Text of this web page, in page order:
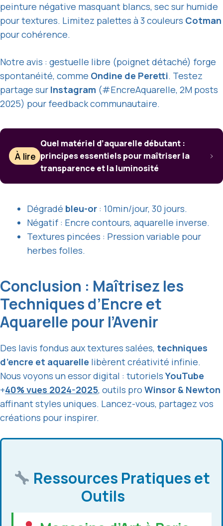
peinture négative masquant blancs, sec sur humide
pour textures. Limitez palettes à 3 couleurs Cotman
pour cohérence.
Notre avis : gestuelle libre (poignet détaché) forge
spontanéité, comme Ondine de Peretti. Testez
partage sur Instagram (#EncreAquarelle, 2M posts
2025) pour feedback communautaire.
À lire
Quel matériel d’aquarelle débutant :
principes essentiels pour maîtriser la
transparence et la luminosité
Dégradé bleu-or : 10min/jour, 30 jours.
Négatif : Encre contours, aquarelle inverse.
Textures pincées : Pression variable pour
herbes folles.
Conclusion : Maîtrisez les
Techniques d’Encre et
Aquarelle pour l’Avenir
Des lavis fondus aux textures salées, techniques
d’encre et aquarelle libèrent créativité infinie.
Nous voyons un essor digital : tutorielsYouTube
+40% vues 2024-2025, outils pro Winsor & Newton
affinant styles uniques. Lancez-vous, partagez vos
créations pour inspirer.
Ressources Pratiques et
Outils